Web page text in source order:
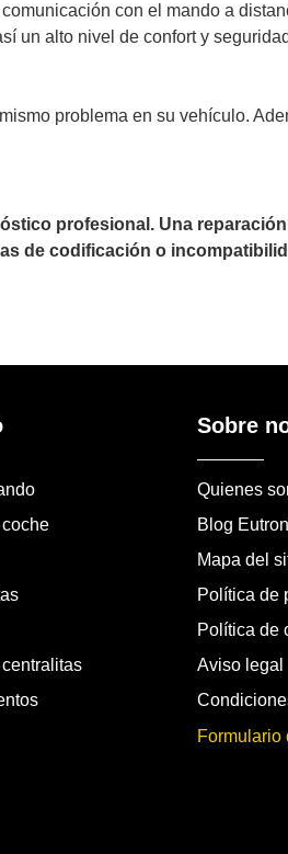
con el mando a
un alto nivel de confort y
problema en su vehículo.
profesional. Una
de codificación o
Sobre
Quienes
Blog
Mapa del
Política de
Política de
Aviso legal
Formulario